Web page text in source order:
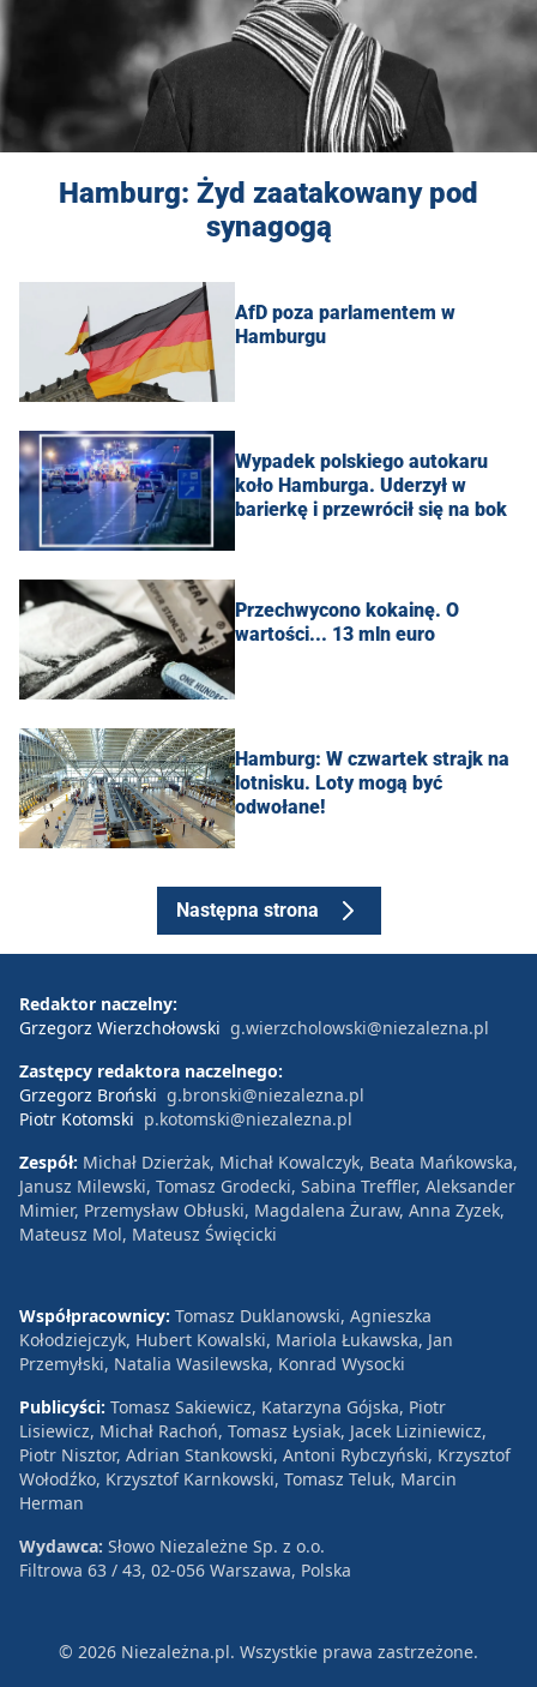
Hamburg: Żyd zaatakowany pod
synagogą
AfD poza parlamentem w
Hamburgu
Wypadek polskiego autokaru
koło Hamburga. Uderzył w
barierkę i przewrócił się na bok
Przechwycono kokainę. O
wartości... 13 mln euro
Hamburg: W czwartek strajk na
lotnisku. Loty mogą być
odwołane!
Następna strona
Redaktor naczelny:
Grzegorz Wierzchołowski g.wierzcholowski@niezalezna.pl
Zastępcy redaktora naczelnego:
Grzegorz Broński g.bronski@niezalezna.pl
Piotr Kotomski p.kotomski@niezalezna.pl
Zespół: Michał Dzierżak, Michał Kowalczyk, Beata Mańkowska,
Janusz Milewski, Tomasz Grodecki, Sabina Treffler, Aleksander
Mimier, Przemysław Obłuski, Magdalena Żuraw, Anna Zyzek,
Mateusz Mol, Mateusz Święcicki
Współpracownicy: Tomasz Duklanowski, Agnieszka
Kołodziejczyk, Hubert Kowalski, Mariola Łukawska, Jan
Przemyłski, Natalia Wasilewska, Konrad Wysocki
Publicyści: Tomasz Sakiewicz, Katarzyna Gójska, Piotr
Lisiewicz, Michał Rachoń, Tomasz Łysiak, Jacek Liziniewicz,
Piotr Nisztor, Adrian Stankowski, Antoni Rybczyński, Krzysztof
Wołodźko, Krzysztof Karnkowski, Tomasz Teluk, Marcin
Herman
Wydawca: Słowo Niezależne Sp. z o.o.
Filtrowa 63 / 43, 02-056 Warszawa, Polska
© 2026 Niezależna.pl. Wszystkie prawa zastrzeżone.